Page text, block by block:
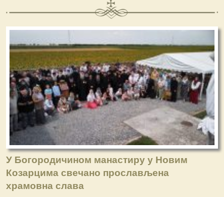
У Богородичином манастиру у Новим
Козарцима свечано прослављена
храмовна слава